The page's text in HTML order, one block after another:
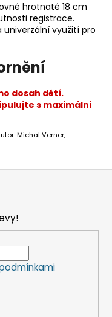
hrotnaté 18 cm
registrace.
univerzální využití pro
dosah dětí.
s maximální
Michal Verner,